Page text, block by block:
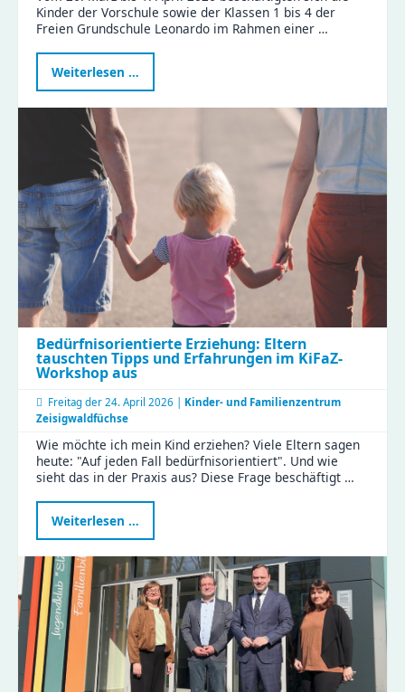
Kinder der Vorschule sowie der Klassen 1 bis 4 der
Freien Grundschule Leonardo im Rahmen einer …
Weiterlesen …
„Nachhaltigkeit
–
Bedürfnisorientierte Erziehung: Eltern
tauschten Tipps und Erfahrungen im KiFaZ-
Workshop aus
Freitag der 24. April 2026 | Kinder- und Familienzentrum
Zeisigwaldfüchse
Wie möchte ich mein Kind erziehen? Viele Eltern sagen
heute: "Auf jeden Fall bedürfnisorientiert". Und wie
sieht das in der Praxis aus? Diese Frage beschäftigt …
Weiterlesen …
Erziehung:
tauschten
Tipps
und
Erfahrungen
im
KiFaZ-
Workshop
aus